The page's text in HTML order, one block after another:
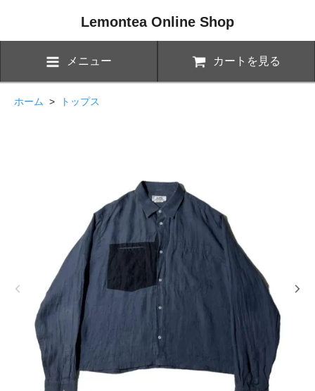
Lemontea Online Shop
メニュー カートを見る
ホーム > トップス